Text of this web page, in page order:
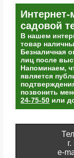
Интернет-
садовой
В нашем
товар
Безналичная
лиц после
Напоминаем,
является
позвонить
24-75-50 или
e-